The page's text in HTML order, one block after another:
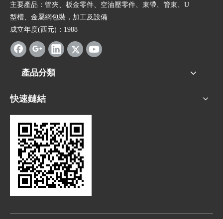
主要產品：管夾、板金零件、空油壓零件、束帶、管束、U
型槽、金屬網包裝，加工及設備
成立年度(西元)：1988
產品分類
快速鏈結